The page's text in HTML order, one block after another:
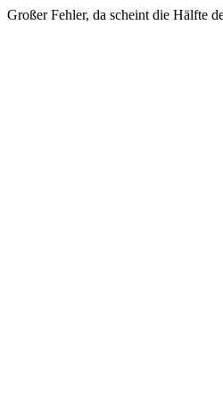
Großer Fehler, da scheint die Hälfte